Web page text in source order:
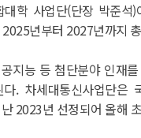
학 사업단(단장 박준
년부터 2027년까지
지능 등 첨단분야 인재
. 차세대통신사업단
2023년 선정되어 올해